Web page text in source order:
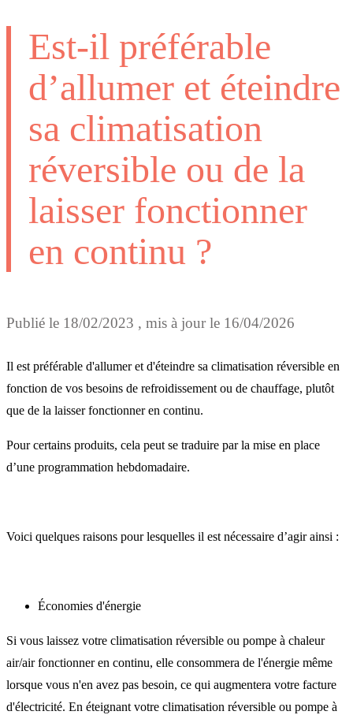
Est-il préférable
d’allumer et éteindre
sa climatisation
réversible ou de la
laisser fonctionner
en continu ?
Publié le 18/02/2023 , mis à jour le 16/04/2026
Il est préférable d'allumer et d'éteindre sa climatisation réversible en
fonction de vos besoins de refroidissement ou de chauffage, plutôt
que de la laisser fonctionner en continu.
Pour certains produits, cela peut se traduire par la mise en place
d’une programmation hebdomadaire.
Voici quelques raisons pour lesquelles il est nécessaire d’agir ainsi :
Économies d'énergie
Si vous laissez votre climatisation réversible ou pompe à chaleur
air/air fonctionner en continu, elle consommera de l'énergie même
lorsque vous n'en avez pas besoin, ce qui augmentera votre facture
d'électricité. En éteignant votre climatisation réversible ou pompe à